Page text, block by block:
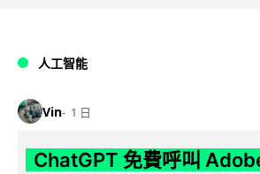
人工智能
Vin 1 日
ChatGPT 免費呼叫